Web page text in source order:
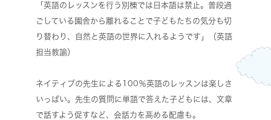
「英語のレッスンを行う別棟では日本語は禁止。普段過
ごしている園舎から離れることで子どもたちの気分も切
り替わり、自然と英語の世界に入れるようです」（英語
担当教諭）
ネイティブの先生による100％英語のレッスンは楽しさ
いっぱい。先生の質問に単語で答えた子どもには、文章
で話すよう促すなど、会話力を高める配慮も。